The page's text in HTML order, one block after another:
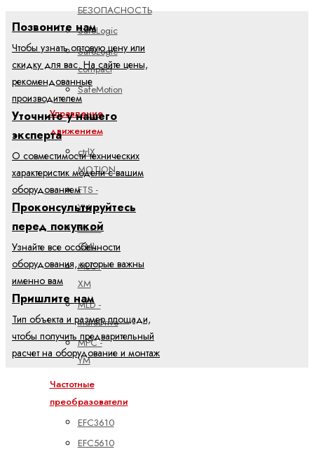
БЕЗОПАСНОСТЬ
SafeLogic
SafeLogic
compact
SafeMotion
Управление
движением
ctrlX
MOTION
FTS -
YM
MLC -
CML
MLC -
XM
MLD -
IndraDrive
MPC -
YM
Частотные
преобразователи
EFC3610
EFC5610
Позвоните нам
Чтобы узнать оптовую цену или
скидку для вас. На сайте цены,
рекомендованные
производителем
Уточните у нашего
эксперта
О совместимости технических
характеристик модели с вашим
оборудованием
Проконсультируйтесь
перед покупкой
Узнайте все особенности
оборудования, которые важны
именно вам
Пришлите нам
Тип объекта и размер площади,
чтобы получить предварительный
расчет на оборудование и монтаж